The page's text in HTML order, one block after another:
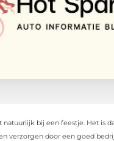
natuurlijk bij een feestje. Het is
verzorgen door een goed